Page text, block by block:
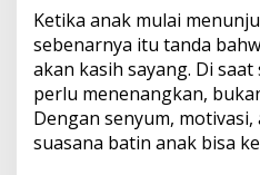
Ketika anak mulai
sebenarnya itu tanda
akan kasih sayang. Di
perlu menenangkan,
Dengan senyum,
suasana batin anak bisa